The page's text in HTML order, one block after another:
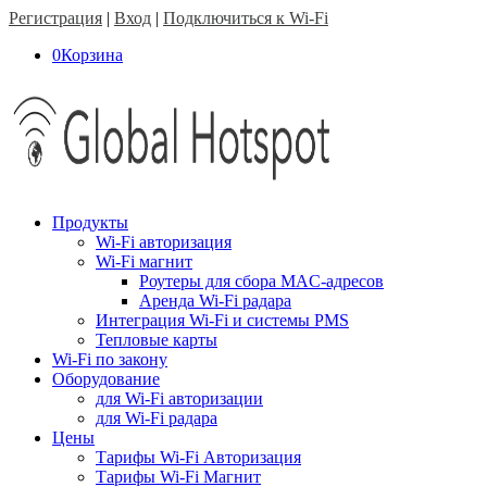
Регистрация | Вход | Подключиться к Wi-Fi
0Корзина
Продукты
Wi-Fi авторизация
Wi-Fi магнит
Роутеры для сбора MAC-адресов
Аренда Wi-Fi радара
Интеграция Wi-Fi и системы PMS
Тепловые карты
Wi-Fi по закону
Оборудование
для Wi-Fi авторизации
для Wi-Fi радара
Цены
Тарифы Wi-Fi Авторизация
Тарифы Wi-Fi Магнит